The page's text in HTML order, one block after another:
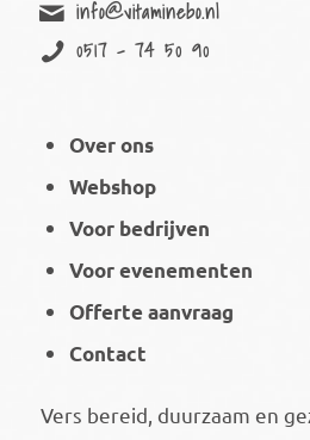
info@vitaminebo.nl
0517 - 74 50 90
Over ons
Webshop
Voor bedrijven
Voor evenementen
Offerte aanvraag
Contact
Vers bereid, duurzaam en